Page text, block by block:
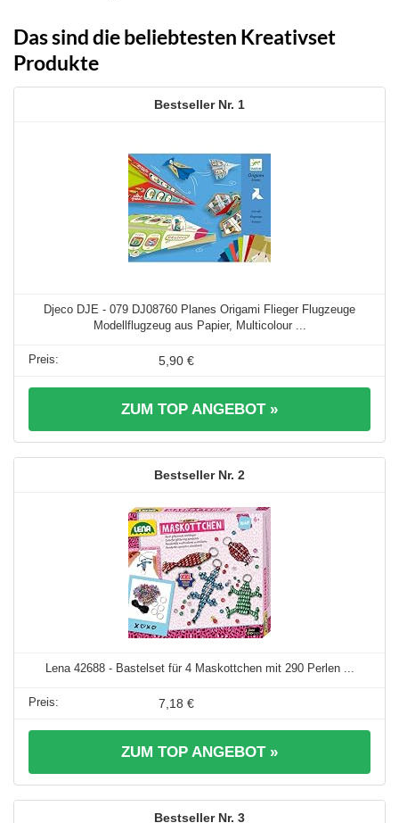
Das sind die beliebtesten Kreativset
Produkte
1
Djeco DJE - 079 DJ08760 Planes Origami Flieger Flugzeuge
Modellflugzeug aus Papier, Multicolour ...
5,90 €
ZUM TOP ANGEBOT »
2
Lena 42688 - Bastelset für 4 Maskottchen mit 290 Perlen ...
7,18 €
ZUM TOP ANGEBOT »
3